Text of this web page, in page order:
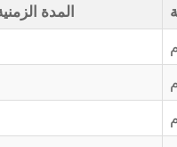
المدة